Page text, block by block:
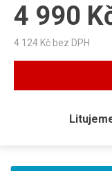
4 990
4 124 Kč bez DPH